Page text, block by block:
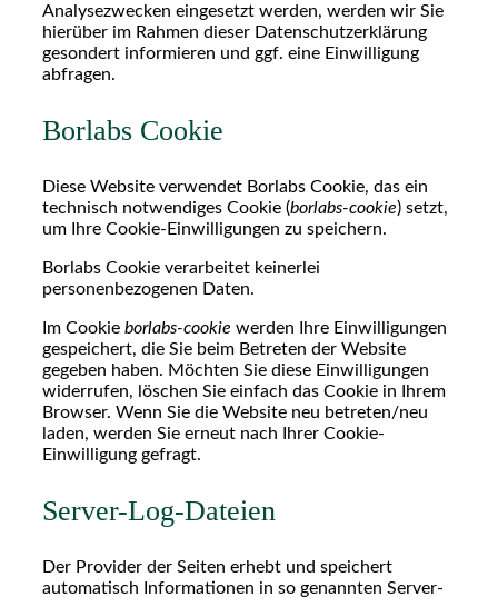
Analysezwecken eingesetzt werden, werden wir Sie
hierüber im Rahmen dieser Datenschutzerklärung
gesondert informieren und ggf. eine Einwilligung
abfragen.
Borlabs Cookie
Diese Website verwendet Borlabs Cookie, das ein
technisch notwendiges Cookie (borlabs-cookie) setzt,
um Ihre Cookie-Einwilligungen zu speichern.
Borlabs Cookie verarbeitet keinerlei
personenbezogenen Daten.
Im Cookie borlabs-cookie werden Ihre Einwilligungen
gespeichert, die Sie beim Betreten der Website
gegeben haben. Möchten Sie diese Einwilligungen
widerrufen, löschen Sie einfach das Cookie in Ihrem
Browser. Wenn Sie die Website neu betreten/neu
laden, werden Sie erneut nach Ihrer Cookie-
Einwilligung gefragt.
Server-Log-Dateien
Der Provider der Seiten erhebt und speichert
automatisch Informationen in so genannten Server-